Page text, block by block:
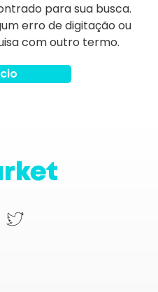
para sua busca.
erro de digitação ou
com outro termo.